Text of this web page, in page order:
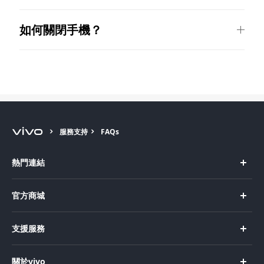
如何關閉手機？
服務支持 FAQs
熱門連結
X200 Pro
X200
X200 FE
官方商城
購買手機
支援服務
關於vivo